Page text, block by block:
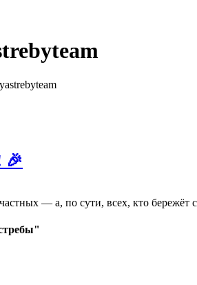
yastrebyteam
🎉
— а, по сути, всех, кто